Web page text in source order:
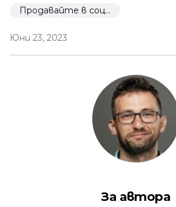
Продавайте в социалните мрежи
Юни 23, 2023
За автора